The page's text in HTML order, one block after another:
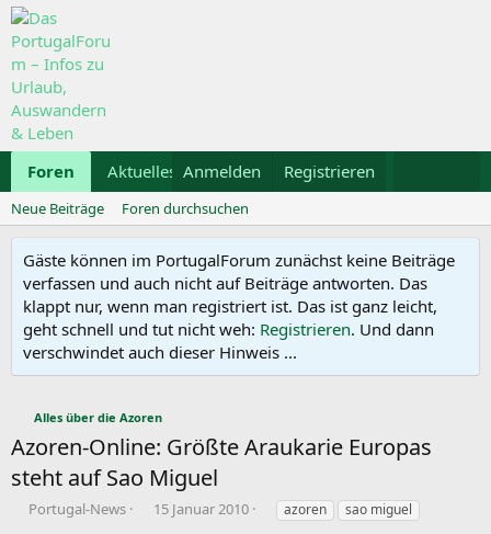
Foren Aktuelles Galerie Kalender
Anmelden Registrieren
Neue Beiträge Foren durchsuchen
Gäste können im PortugalForum zunächst keine Beiträge
verfassen und auch nicht auf Beiträge antworten. Das
klappt nur, wenn man registriert ist. Das ist ganz leicht,
geht schnell und tut nicht weh: Registrieren. Und dann
verschwindet auch dieser Hinweis ...
Alles über die Azoren
Azoren-Online: Größte Araukarie Europas
steht auf Sao Miguel
E
Portugal-News
E15 Januar 2010
Sazoren sao miguel